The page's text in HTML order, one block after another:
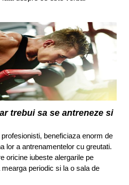
trebui sa se antreneze si
beneficiaza enorm de
lor a antrenamentelor cu greutati.
oricine iubeste alergarile pe
periodic si la o sala de